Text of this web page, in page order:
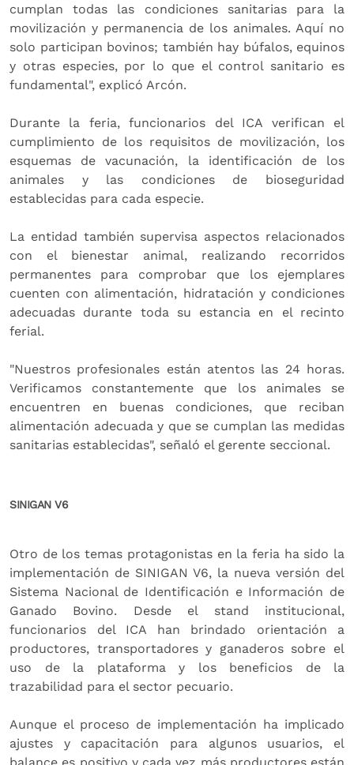
cumplan todas las condiciones sanitarias para la
movilización y permanencia de los animales. Aquí no
solo participan bovinos; también hay búfalos, equinos
y otras especies, por lo que el control sanitario es
fundamental", explicó Arcón.
Durante la feria, funcionarios del ICA verifican el
cumplimiento de los requisitos de movilización, los
esquemas de vacunación, la identificación de los
animales y las condiciones de bioseguridad
establecidas para cada especie.
La entidad también supervisa aspectos relacionados
con el bienestar animal, realizando recorridos
permanentes para comprobar que los ejemplares
cuenten con alimentación, hidratación y condiciones
adecuadas durante toda su estancia en el recinto
ferial.
"Nuestros profesionales están atentos las 24 horas.
Verificamos constantemente que los animales se
encuentren en buenas condiciones, que reciban
alimentación adecuada y que se cumplan las medidas
sanitarias establecidas", señaló el gerente seccional.
SINIGAN V6
Otro de los temas protagonistas en la feria ha sido la
implementación de SINIGAN V6, la nueva versión del
Sistema Nacional de Identificación e Información de
Ganado Bovino. Desde el stand institucional,
funcionarios del ICA han brindado orientación a
productores, transportadores y ganaderos sobre el
uso de la plataforma y los beneficios de la
trazabilidad para el sector pecuario.
Aunque el proceso de implementación ha implicado
ajustes y capacitación para algunos usuarios, el